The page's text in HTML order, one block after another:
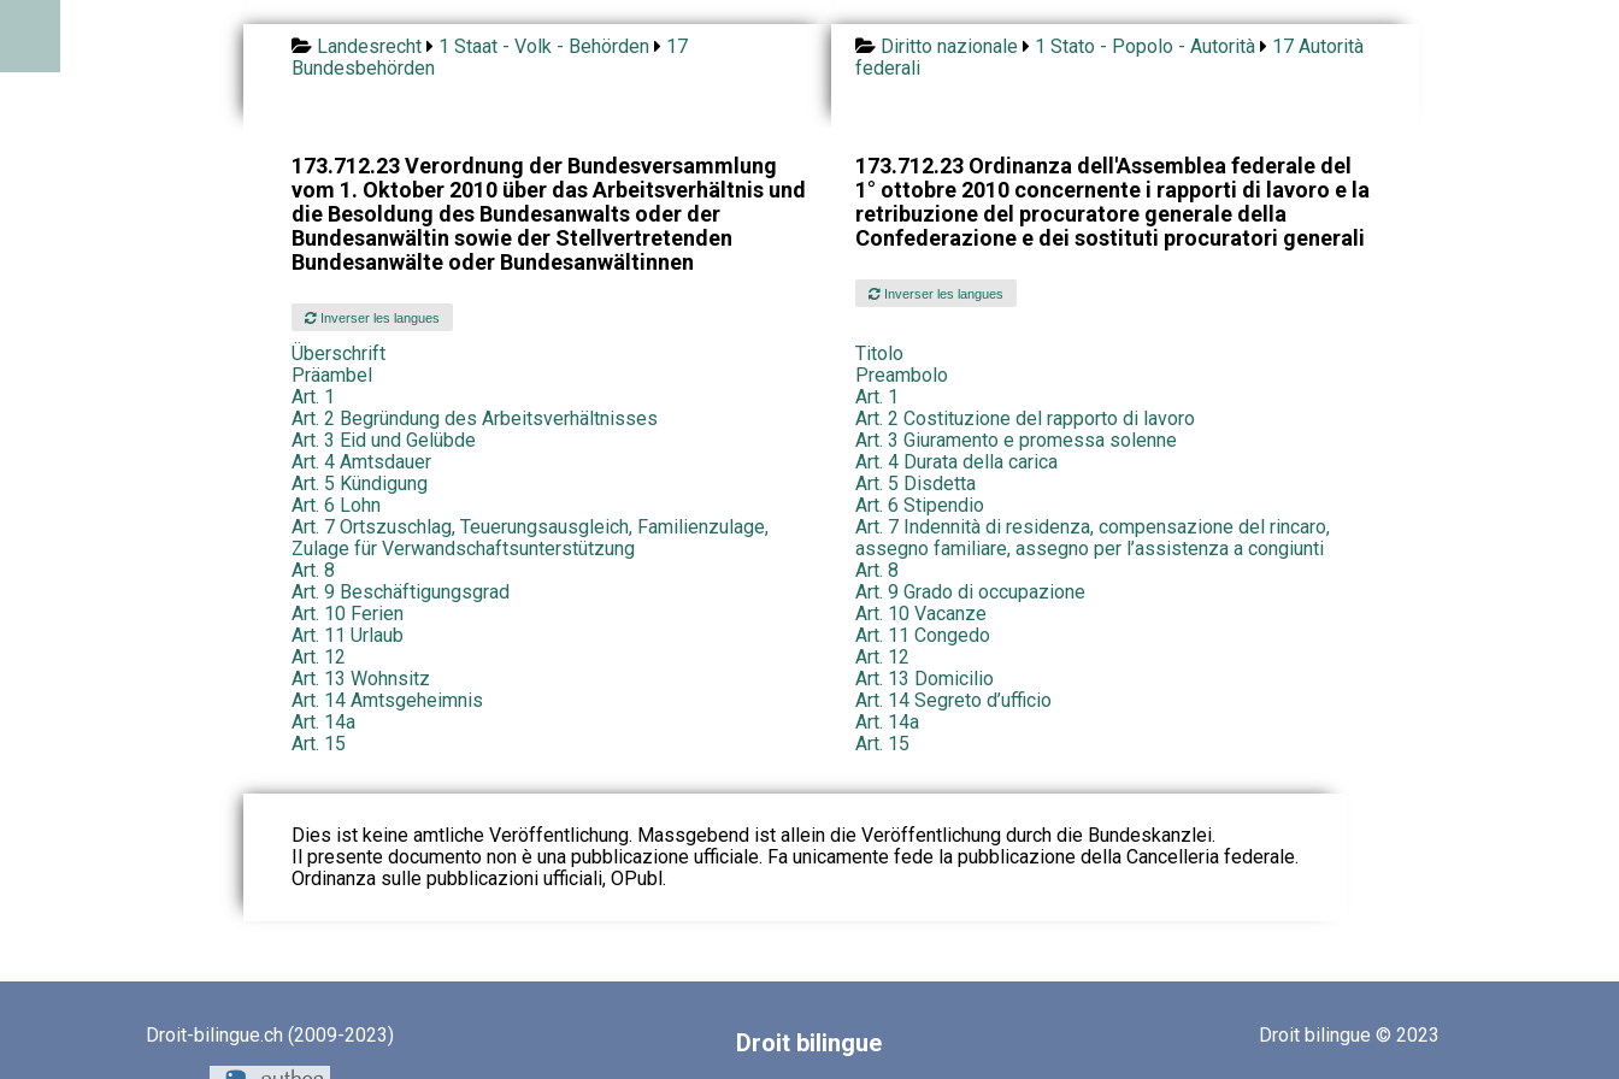
Landesrecht 1 Staat - Volk - Behörden
17
Bundesbehörden
Diritto nazionale 1 Stato - Popolo - Autorità
17 Autorità
federali
173.712.23 Verordnung der Bundesversammlung
vom 1. Oktober 2010 über das Arbeitsverhältnis und
die Besoldung des Bundesanwalts oder der
Bundesanwältin sowie der Stellvertretenden
Bundesanwälte oder Bundesanwältinnen
Inverser les langues
173.712.23 Ordinanza dell'Assemblea federale del
1° ottobre 2010 concernente i rapporti di lavoro e la
retribuzione del procuratore generale della
Confederazione e dei sostituti procuratori generali
Inverser les langues
Überschrift
Titolo
Präambel
Preambolo
Art. 1
Art. 1
Art. 2 Begründung des Arbeitsverhältnisses
Art. 2 Costituzione del rapporto di lavoro
Art. 3 Eid und Gelübde
Art. 3 Giuramento e promessa solenne
Art. 4 Amtsdauer
Art. 4 Durata della carica
Art. 5 Kündigung
Art. 5 Disdetta
Art. 6 Lohn
Art. 6 Stipendio
Art. 7 Ortszuschlag, Teuerungsausgleich, Familienzulage,
Zulage für Verwandschaftsunterstützung
Art. 7 Indennità di residenza, compensazione del rincaro,
assegno familiare, assegno per l’assistenza a congiunti
Art. 8
Art. 8
Art. 9 Beschäftigungsgrad
Art. 9 Grado di occupazione
Art. 10 Ferien
Art. 10 Vacanze
Art. 11 Urlaub
Art. 11 Congedo
Art. 12
Art. 12
Art. 13 Wohnsitz
Art. 13 Domicilio
Art. 14 Amtsgeheimnis
Art. 14 Segreto d’ufficio
Art. 14a
Art. 14a
Art. 15
Art. 15
Dies ist keine amtliche Veröffentlichung. Massgebend ist allein die Veröffentlichung durch die Bundeskanzlei.
Il presente documento non è una pubblicazione ufficiale. Fa unicamente fede la pubblicazione della Cancelleria federale.
Ordinanza sulle pubblicazioni ufficiali, OPubl.
Droit-bilingue.ch (2009-2023) Droit bilingue Droit bilingue © 2023